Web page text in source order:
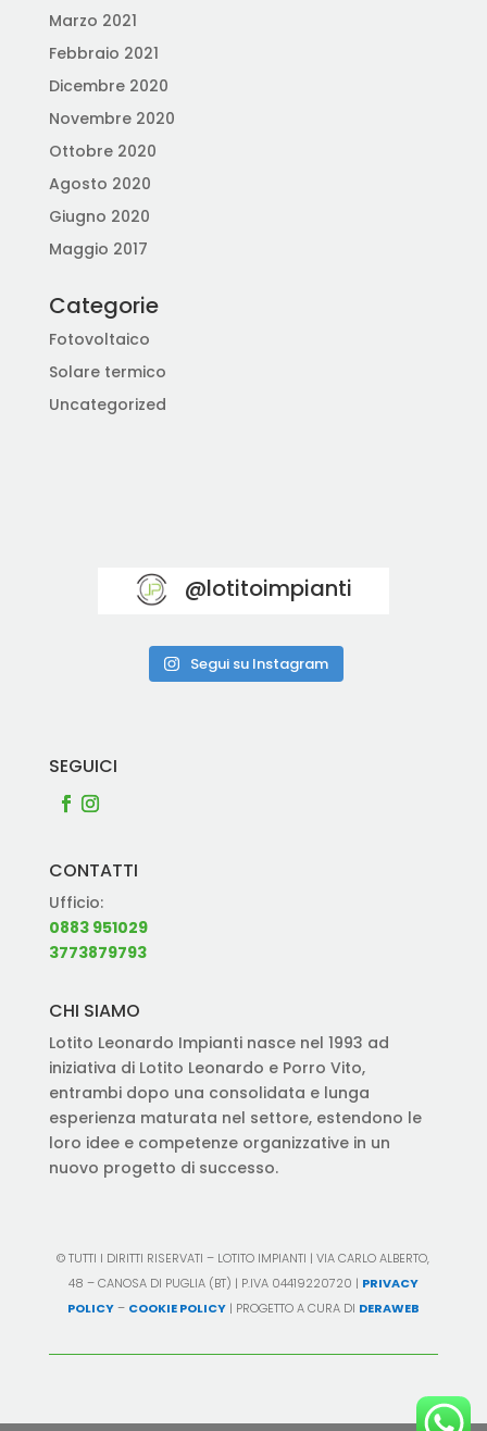
Marzo 2021
Febbraio 2021
Dicembre 2020
Novembre 2020
Ottobre 2020
Agosto 2020
Giugno 2020
Maggio 2017
Categorie
Fotovoltaico
Solare termico
Uncategorized
@lotitoimpianti
Segui su Instagram
SEGUICI
CONTATTI
Ufficio:
0883 951029
3773879793
CHI SIAMO
Lotito Leonardo Impianti nasce nel 1993 ad
iniziativa di Lotito Leonardo e Porro Vito,
entrambi dopo una consolidata e lunga
esperienza maturata nel settore, estendono le
loro idee e competenze organizzative in un
nuovo progetto di successo.
© TUTTI I DIRITTI RISERVATI – LOTITO IMPIANTI | VIA CARLO ALBERTO,
48 – CANOSA DI PUGLIA (BT) | P.IVA 04419220720 | PRIVACY
POLICY– COOKIE POLICY| PROGETTO A CURA DI DERAWEB